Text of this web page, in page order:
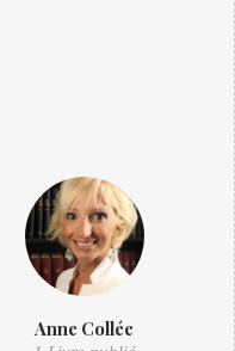
Anne Collée